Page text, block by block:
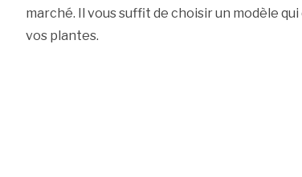
marché. Il vous suffit de choisir un modèle
vos plantes.